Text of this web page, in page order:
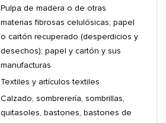
Pulpa de madera o de otras
materias fibrosas celulósicas; papel
o cartón recuperado (desperdicios y
desechos); papel y cartón y sus
manufacturas
Textiles y artículos textiles
Calzado, sombrerería, sombrillas,
quitasoles, bastones, bastones de